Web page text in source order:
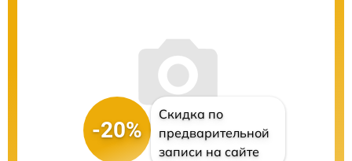
-20%
Скидка по
предварительной
записи на сайте